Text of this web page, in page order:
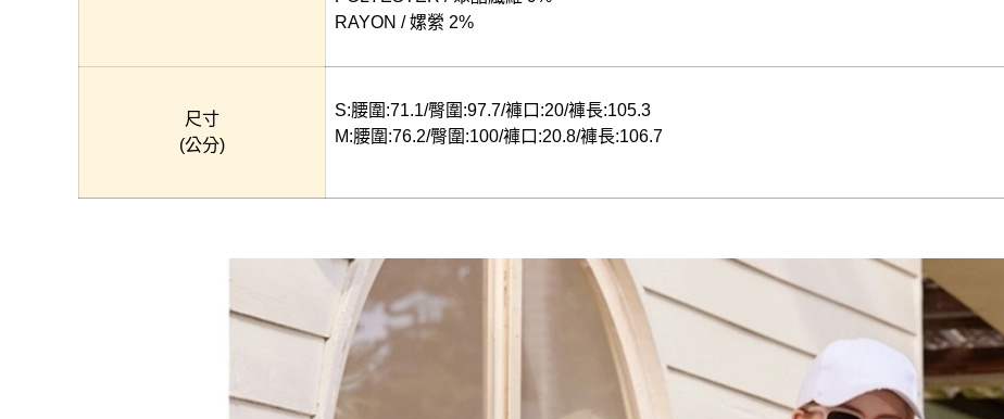
RAYON / 嫘縈 2%
尺寸
(公分)
S:腰圍:71.1/臀圍:97.7/褲口:20/褲長:105.3
M:腰圍:76.2/臀圍:100/褲口:20.8/褲長:106.7